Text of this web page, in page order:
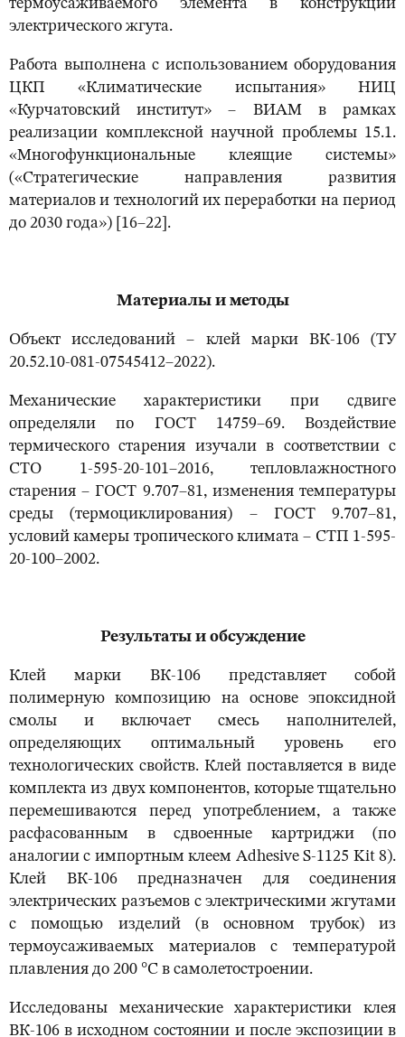
термоусаживаемого элемента в конструкции
электрического жгута.
Работа выполнена с использованием оборудования
ЦКП «Климатические испытания» НИЦ
«Курчатовский институт» – ВИАМ в рамках
реализации комплексной научной проблемы 15.1.
«Многофункциональные клеящие системы»
(«Стратегические направления развития
материалов и технологий их переработки на период
до 2030 года») [16–22].
Материалы и методы
Объект исследований – клей марки ВК-106 (ТУ
20.52.10-081-07545412–2022).
Механические характеристики при сдвиге
определяли по ГОСТ 14759–69. Воздействие
термического старения изучали в соответствии с
СТО 1-595-20-101–2016, тепловлажностного
старения – ГОСТ 9.707–81, изменения температуры
среды (термоциклирования) – ГОСТ 9.707–81,
условий камеры тропического климата – СТП 1-595-
20-100–2002.
Результаты и обсуждение
Клей марки ВК-106 представляет собой
полимерную композицию на основе эпоксидной
смолы и включает смесь наполнителей,
определяющих оптимальный уровень его
технологических свойств. Клей поставляется в виде
комплекта из двух компонентов, которые тщательно
перемешиваются перед употреблением, а также
расфасованным в сдвоенные картриджи (по
аналогии с импортным клеем Adhesive S-1125 Kit 8).
Клей ВК-106 предназначен для соединения
электрических разъемов с электрическими жгутами
с помощью изделий (в основном трубок) из
термоусаживаемых материалов с температурой
плавления до 200 °С в самолетостроении.
Исследованы механические характеристики клея
ВК-106 в исходном состоянии и после экспозиции в